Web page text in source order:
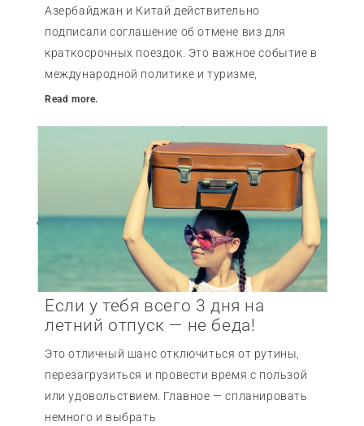
Азербайджан и Китай действительно
подписали соглашение об отмене виз для
краткосрочных поездок. Это важное событие в
международной политике и туризме,
Read more.
Если у тебя всего 3 дня на
летний отпуск — не беда!
Это отличный шанс отключиться от рутины,
перезагрузиться и провести время с пользой
или удовольствием. Главное — спланировать
немного и выбрать